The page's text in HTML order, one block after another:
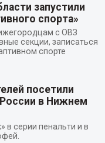
запустили
спорта»
с ОВЗ
секции, записаться
спорте
посетили
в Нижнем
в серии пенальти и в